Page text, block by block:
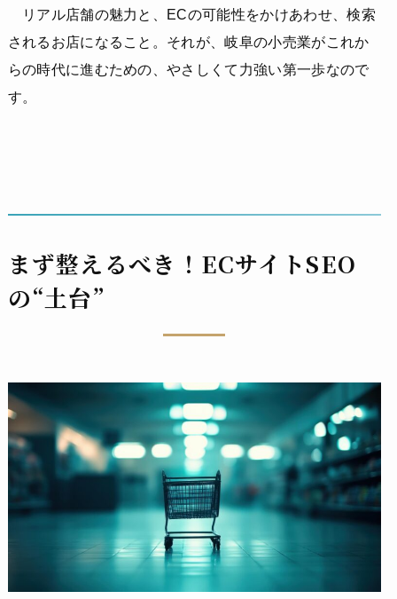
リアル店舗の魅力と、ECの可能性をかけあわせ、検索
されるお店になること。それが、岐阜の小売業がこれか
らの時代に進むための、やさしくて力強い第一歩なので
す。
まず整えるべき！ECサイトSEO
の“土台”